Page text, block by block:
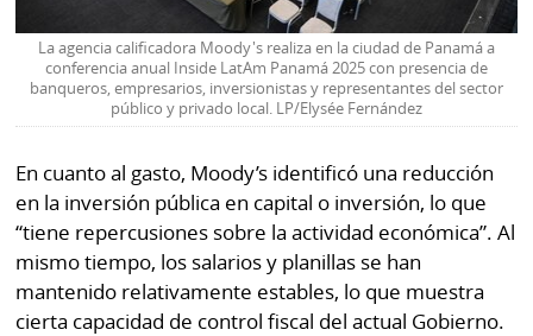
La agencia calificadora Moody's realiza en la ciudad de Panamá a
conferencia anual Inside LatAm Panamá 2025 con presencia de
banqueros, empresarios, inversionistas y representantes del sector
público y privado local. LP/Elysée Fernández
En cuanto al gasto, Moody’s identificó una reducción
en la inversión pública en capital o inversión, lo que
“tiene repercusiones sobre la actividad económica”. Al
mismo tiempo, los salarios y planillas se han
mantenido relativamente estables, lo que muestra
cierta capacidad de control fiscal del actual Gobierno.